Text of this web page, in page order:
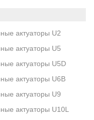
актуаторы U2
актуаторы U5
актуаторы U5D
актуаторы U6B
актуаторы U9
актуаторы U10L